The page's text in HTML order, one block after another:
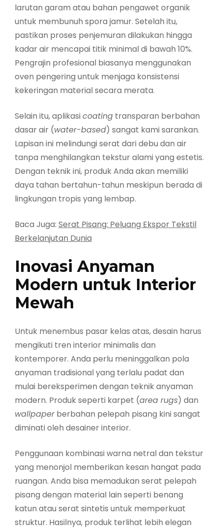
larutan garam atau bahan pengawet organik
untuk membunuh spora jamur. Setelah itu,
pastikan proses penjemuran dilakukan hingga
kadar air mencapai titik minimal di bawah 10%.
Pengrajin profesional biasanya menggunakan
oven pengering untuk menjaga konsistensi
kekeringan material secara merata.
Selain itu, aplikasicoating transparan berbahan
dasar air (water-based) sangat kami sarankan.
Lapisan ini melindungi serat dari debu dan air
tanpa menghilangkan tekstur alami yang estetis.
Dengan teknik ini, produk Anda akan memiliki
daya tahan bertahun-tahun meskipun berada di
lingkungan tropis yang lembap.
Baca Juga: Serat Pisang: Peluang Ekspor Tekstil
Berkelanjutan Dunia
Inovasi Anyaman
Modern untuk Interior
Mewah
Untuk menembus pasar kelas atas, desain harus
mengikuti tren interior minimalis dan
kontemporer. Anda perlu meninggalkan pola
anyaman tradisional yang terlalu padat dan
mulai bereksperimen dengan teknik anyaman
modern. Produk seperti karpet (area rugs) dan
wallpaperberbahan pelepah pisang kini sangat
diminati oleh desainer interior.
Penggunaan kombinasi warna netral dan tekstur
yang menonjol memberikan kesan hangat pada
ruangan. Anda bisa memadukan serat pelepah
pisang dengan material lain seperti benang
katun atau serat sintetis untuk memperkuat
struktur. Hasilnya, produk terlihat lebih elegan